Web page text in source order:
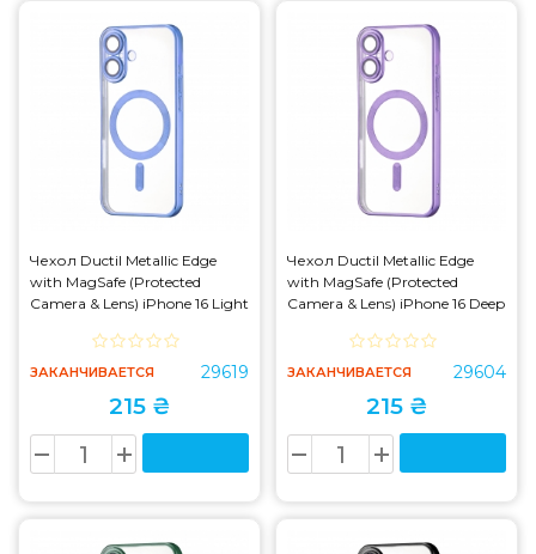
Чехол Ductil Metallic Edge
with MagSafe (Protected
Camera & Lens) iPhone 16 Light
ЗАКАНЧИВАЕТСЯ 29619
215 ₴
Чехол Ductil Metallic Edge
with MagSafe (Protected
Camera & Lens) iPhone 16 Deep
ЗАКАНЧИВАЕТСЯ 29604
215 ₴